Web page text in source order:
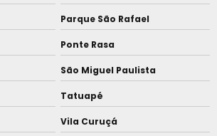
Parque São Rafael
Ponte Rasa
São Miguel Paulista
Tatuapé
Vila Curuçá